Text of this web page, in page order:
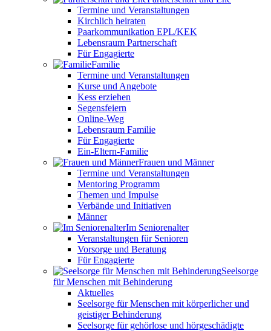
Termine und Veranstaltungen
Kirchlich heiraten
Paarkommunikation EPL/KEK
Lebensraum Partnerschaft
Für Engagierte
Familie
Termine und Veranstaltungen
Kurse und Angebote
Kess erziehen
Segensfeiern
Online-Weg
Lebensraum Familie
Für Engagierte
Ein-Eltern-Familie
Frauen und Männer
Termine und Veranstaltungen
Mentoring Programm
Themen und Impulse
Verbände und Initiativen
Männer
Im Seniorenalter
Veranstaltungen für Senioren
Vorsorge und Beratung
Für Engagierte
Seelsorge
für Menschen mit Behinderung
Aktuelles
Seelsorge für Menschen mit körperlicher und
geistiger Behinderung
Seelsorge für gehörlose und hörgeschädigte